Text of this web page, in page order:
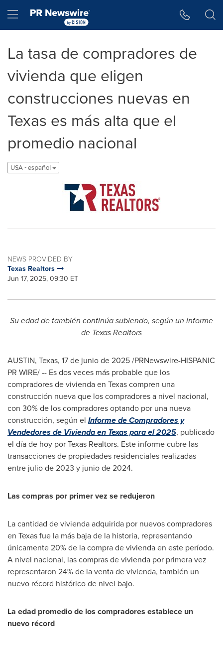
Hamburger menu
La tasa de compradores de
vivienda que eligen
construcciones nuevas en
Texas es más alta que el
promedio nacional
USA - español
NEWS PROVIDED BY
Texas Realtors
Jun 17, 2025, 09:30 ET
Su edad de también continúa subiendo, según un informe
de Texas Realtors
AUSTIN, Texas, 17 de junio de 2025/PRNewswire-HISPANIC
PR WIRE/ -- Es dos veces más probable que los
compradores de vivienda en Texascompren una
construcción nueva que los compradores a nivel nacional,
con 30% de los compradores optando por una nueva
construcción, según el Informe de Compradores y
Vendedores de Vivienda en Texaspara el 2025, publicado
el día de hoy por Texas Realtors. Este informe cubre las
transacciones de propiedades residenciales realizadas
entre julio de 2023 y junio de 2024.
Las compras por primer vez se redujeron
La cantidad de vivienda adquirida por nuevos compradores
en Texasfue la más baja de la historia, representando
únicamente 20% de la compra de vivienda en este período.
A nivel nacional, las compras de vivienda por primera vez
representaron 24% de la venta de vivienda, también un
nuevo récord histórico de nivel bajo.
La edad promedio de los compradores establece un
nuevo récord